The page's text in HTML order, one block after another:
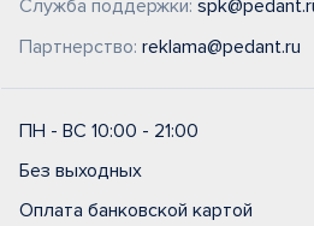
Служба поддержки:
Партнерство: reklama@pedant.ru
ПН - ВС 10:00 - 21:00
Без выходных
Оплата банковской картой